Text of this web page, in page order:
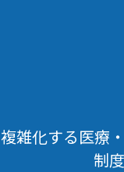
複雑化する医療
制